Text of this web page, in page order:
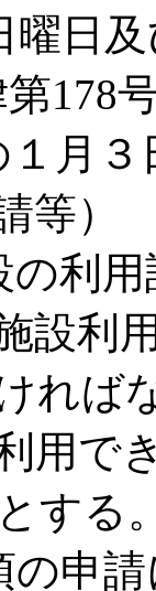
日及
第
月３
等）
利用
設利
れば
用で
する
申